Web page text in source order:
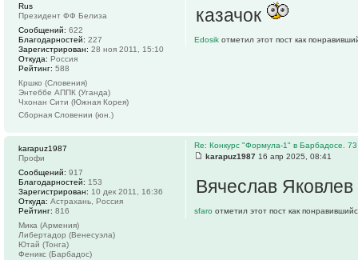
казачок
Edosik отметил этот пост как
Rus
Президент ФФ Белиза
Сообщений: 622
Благодарностей: 227
Зарегистрирован: 28 ноя 2011, 15:10
Откуда: Россия
Рейтинг: 588
Кршко (Словения)
Энтеббе АППК (Уганда)
Чхонан Сити (Южная Корея)
Сборная Словении (юн.)
Re: Конкурс "Формула-1" в Барбадосе. 73
karapuz1987 16 апр 2025, 08:41
Вячеслав Яковлев
sfaro отметил этот пост как
karapuz1987
Профи
Сообщений: 917
Благодарностей: 153
Зарегистрирован: 10 дек 2011, 16:36
Откуда: Астрахань, Россия
Рейтинг: 816
Мика (Армения)
Либертадор (Венесуэла)
Ютай (Тонга)
Феникс (Барбадос)